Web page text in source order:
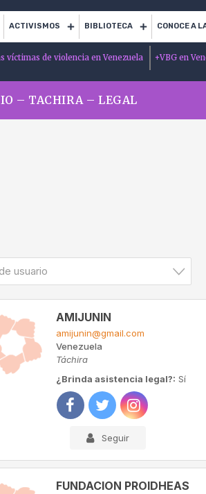
ACTIVISMOS BIBLIOTECA CONOCE A
víctimas de violencia en Venezuela +VBG en
– TACHIRA – LEGAL
usuario
AMIJUNIN
amijunin@gmail.com
Venezuela
Táchira
¿Brinda asistencia legal?: Sí
Seguir
FUNDACION PROIDHEAS